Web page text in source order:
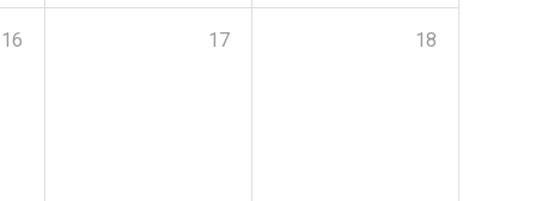
16 17 18